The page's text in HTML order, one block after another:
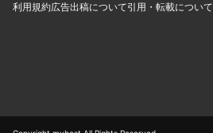
利用規約広告出稿について引用・転載について